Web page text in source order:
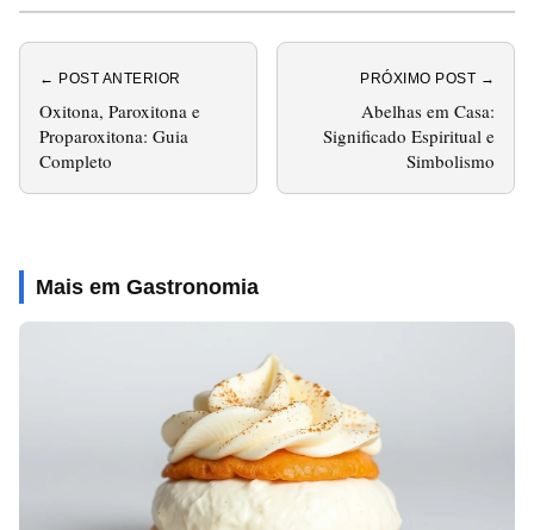
← POST ANTERIOR
Oxitona, Paroxitona e
Proparoxitona: Guia
Completo
PRÓXIMO POST →
Abelhas em Casa:
Significado Espiritual e
Simbolismo
Mais em Gastronomia